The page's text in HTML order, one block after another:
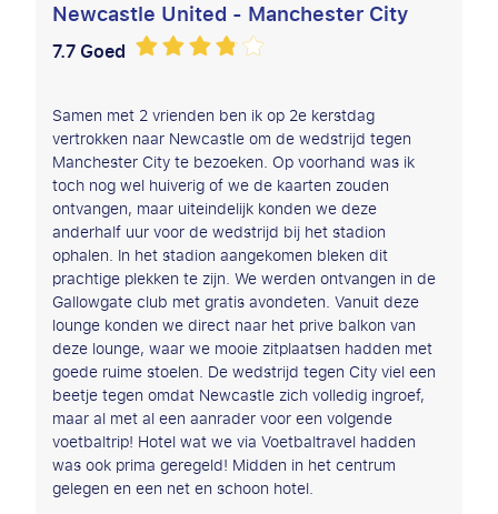
Newcastle United - Manchester City
7.7 Goed
Samen met 2 vrienden ben ik op 2e kerstdag
vertrokken naar Newcastle om de wedstrijd tegen
Manchester City te bezoeken. Op voorhand was ik
toch nog wel huiverig of we de kaarten zouden
ontvangen, maar uiteindelijk konden we deze
anderhalf uur voor de wedstrijd bij het stadion
ophalen. In het stadion aangekomen bleken dit
prachtige plekken te zijn. We werden ontvangen in de
Gallowgate club met gratis avondeten. Vanuit deze
lounge konden we direct naar het prive balkon van
deze lounge, waar we mooie zitplaatsen hadden met
goede ruime stoelen. De wedstrijd tegen City viel een
beetje tegen omdat Newcastle zich volledig ingroef,
maar al met al een aanrader voor een volgende
voetbaltrip! Hotel wat we via Voetbaltravel hadden
was ook prima geregeld! Midden in het centrum
gelegen en een net en schoon hotel.